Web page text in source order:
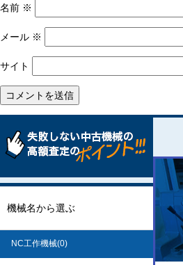
名前 ※
メール ※
サイト
機械名から選ぶ
NC工作機械(0)